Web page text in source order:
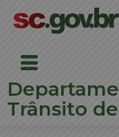
Trânsito